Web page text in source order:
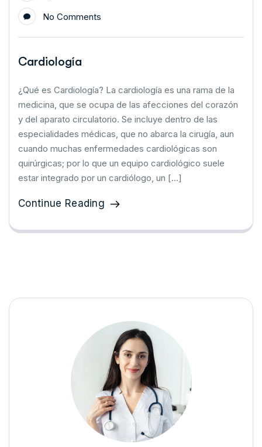
No Comments
Cardiología
¿Qué es Cardiología? La cardiología es una rama de la
medicina, que se ocupa de las afecciones del corazón
y del aparato circulatorio. Se incluye dentro de las
especialidades médicas, que no abarca la cirugía, aun
cuando muchas enfermedades cardiológicas son
quirúrgicas; por lo que un equipo cardiológico suele
estar integrado por un cardiólogo, un […]
Continue Reading